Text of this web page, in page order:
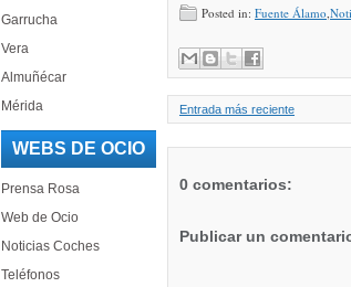
Garrucha
Vera
Almuñécar
Mérida
WEBS DE OCIO
Prensa Rosa
Web de Ocio
Noticias Coches
Teléfonos
Posted in: Fuente Álamo,
Entrada más reciente
0 comentarios:
Publicar un